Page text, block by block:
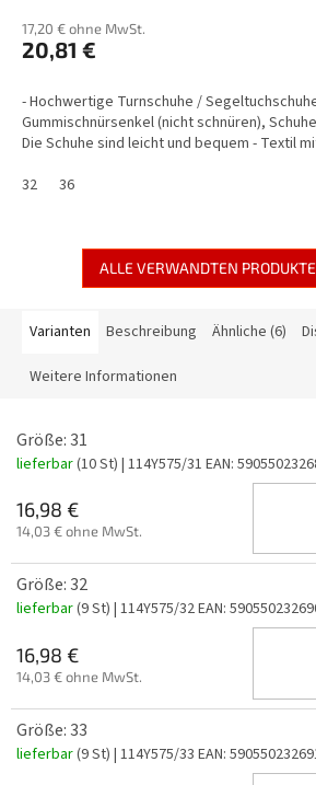
17,20 € ohne MwSt.
20,81 €
- Hochwertige Turnschuhe /
Gummischnürsenkel (nicht schnüren),
Die Schuhe sind leicht und bequem - Textil
32
36
ALLE VERWANDTEN
Varianten Beschreibung Ähnliche (6)
Weitere Informationen
Größe: 31
lieferbar(10 St) | 114Y575/31 EAN:
16,98 €
14,03 € ohne MwSt.
Größe: 32
lieferbar(9 St) | 114Y575/32EAN:
16,98 €
14,03 € ohne MwSt.
Größe: 33
lieferbar(9 St) | 114Y575/33 EAN: